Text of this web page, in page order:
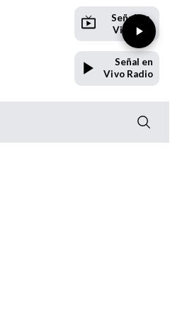
Señal en
Vivo TV
Señal en
Vivo Radio